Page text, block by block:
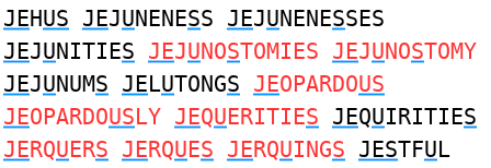
JEHUS JEJUNENESS JEJUNENESSES
JEJUNITIES JEJUNOSTOMIES JEJUNOSTOMY
JEJUNUMS JELUTONGS JEOPARDOUS
JEOPARDOUSLY JEQUERITIES JEQUIRITIES
JERQUERS JERQUES JERQUINGS JESTFUL